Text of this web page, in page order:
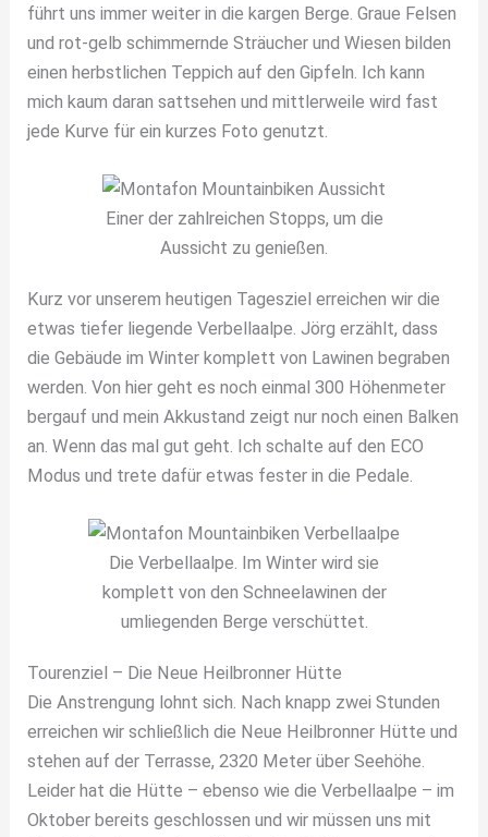
führt uns immer weiter in die kargen Berge. Graue Felsen
und rot-gelb schimmernde Sträucher und Wiesen bilden
einen herbstlichen Teppich auf den Gipfeln. Ich kann
mich kaum daran sattsehen und mittlerweile wird fast
jede Kurve für ein kurzes Foto genutzt.
Einer der zahlreichen Stopps, um die
Aussicht zu genießen.
Kurz vor unserem heutigen Tagesziel erreichen wir die
etwas tiefer liegende Verbellaalpe. Jörg erzählt, dass
die Gebäude im Winter komplett von Lawinen begraben
werden. Von hier geht es noch einmal 300 Höhenmeter
bergauf und mein Akkustand zeigt nur noch einen Balken
an. Wenn das mal gut geht. Ich schalte auf den ECO
Modus und trete dafür etwas fester in die Pedale.
Die Verbellaalpe. Im Winter wird sie
komplett von den Schneelawinen der
umliegenden Berge verschüttet.
Tourenziel – Die Neue Heilbronner Hütte
Die Anstrengung lohnt sich. Nach knapp zwei Stunden
erreichen wir schließlich die Neue Heilbronner Hütte und
stehen auf der Terrasse, 2320 Meter über Seehöhe.
Leider hat die Hütte – ebenso wie die Verbellaalpe – im
Oktober bereits geschlossen und wir müssen uns mit